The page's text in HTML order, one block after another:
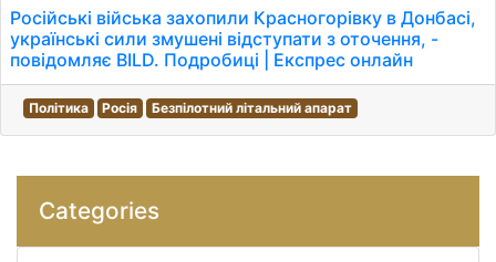
Російські війська захопили Красногорівку в Донбасі,
українські сили змушені відступати з оточення, -
повідомляє BILD. Подробиці | Експрес онлайн
Політика Росія Безпілотний літальний апарат
Categories